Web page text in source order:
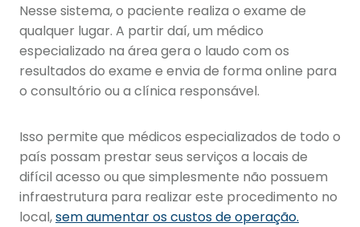
Nesse sistema, o paciente realiza o exame de
qualquer lugar. A partir daí, um médico
especializado na área gera o laudo com os
resultados do exame e envia de forma online para
o consultório ou a clínica responsável.
Isso permite que médicos especializados de todo o
país possam prestar seus serviços a locais de
difícil acesso ou que simplesmente não possuem
infraestrutura para realizar este procedimento no
local,sem aumentar os custos de operação.